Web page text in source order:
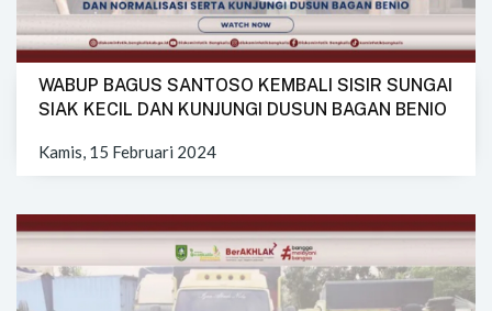
WABUP BAGUS SANTOSO KEMBALI SISIR SUNGAI
SIAK KECIL DAN KUNJUNGI DUSUN BAGAN BENIO
Kamis, 15 Februari 2024